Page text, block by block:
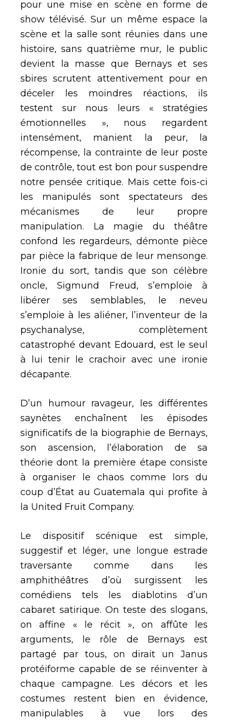
pour une mise en scène en forme de
show télévisé. Sur un même espace la
scène et la salle sont réunies dans une
histoire, sans quatrième mur, le public
devient la masse que Bernays et ses
sbires scrutent attentivement pour en
déceler les moindres réactions, ils
testent sur nous leurs « stratégies
émotionnelles », nous regardent
intensément, manient la peur, la
récompense, la contrainte de leur poste
de contrôle, tout est bon pour suspendre
notre pensée critique. Mais cette fois-ci
les manipulés sont spectateurs des
mécanismes de leur propre
manipulation. La magie du théâtre
confond les regardeurs, démonte pièce
par pièce la fabrique de leur mensonge.
Ironie du sort, tandis que son célèbre
oncle, Sigmund Freud, s’emploie à
libérer ses semblables, le neveu
s’emploie à les aliéner, l’inventeur de la
psychanalyse, complètement
catastrophé devant Edouard, est le seul
à lui tenir le crachoir avec une ironie
décapante.
D’un humour ravageur, les différentes
saynètes enchaînent les épisodes
significatifs de la biographie de Bernays,
son ascension, l’élaboration de sa
théorie dont la première étape consiste
à organiser le chaos comme lors du
coup d’État au Guatemala qui profite à
la United Fruit Company.
Le dispositif scénique est simple,
suggestif et léger, une longue estrade
traversante comme dans les
amphithéâtres d’où surgissent les
comédiens tels les diablotins d’un
cabaret satirique. On teste des slogans,
on affine « le récit », on affûte les
arguments, le rôle de Bernays est
partagé par tous, on dirait un Janus
protéiforme capable de se réinventer à
chaque campagne. Les décors et les
costumes restent bien en évidence,
manipulables à vue lors des